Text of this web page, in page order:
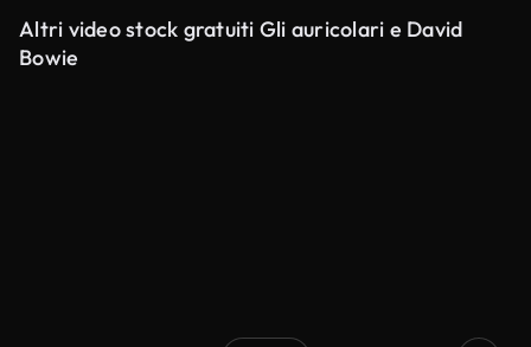
Altri video stock gratuiti Gli auricolari e David
Bowie